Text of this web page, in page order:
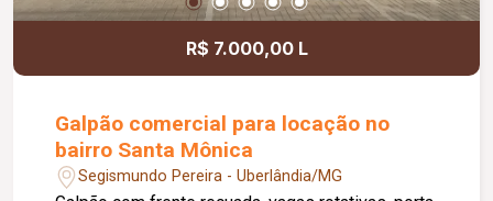
R$ 7.000,00 L
Galpão comercial para locação no
bairro Santa Mônica
Segismundo Pereira - Uberlândia/MG